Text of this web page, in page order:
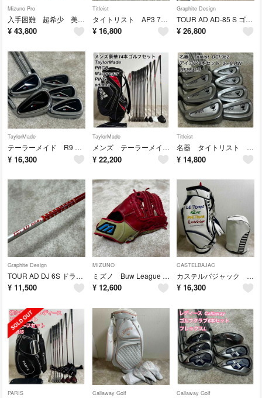
Mizuno Pro
入手困難 超希少 美品 レフティ ミズノプロ MT アイアン 12本セット
¥ 43,800
Titleist
タイトリスト AP3 718 3番・4番 アイアン 2本セット DG-S300
¥ 16,800
Graphite Design
TOUR AD AD-85 S ゴルフ アイアン シャフト 4〜9,PW 7本
¥ 26,800
TaylorMade
テーラーメイド R9 アイアンセット 6,7,8,9,PW 5本 フレックスS
¥ 16,300
TaylorMade
メンズ テーラーメイド プロギア ピン 豪華14本 ゴルフセット キャディバッグ
¥ 22,200
Titleist
名器 タイトリスト DCI 962 アイアン 8本セット 3〜9,PW
¥ 14,800
Graphite Design
TOUR AD DJ 6S ドライバー用 シャフト テーラーメイド スリーブ付
¥ 11,500
MIZUNO
ミズノ Buw League KANAME ファーストミット 軟式 野球 一般用
¥ 12,600
CASTELBAJAC
カステルバジャック ゴルフ キャディバッグ 9インチ ホワイト×ネイビー
¥ 16,300
PARIS Callaway Golf Callaway Golf